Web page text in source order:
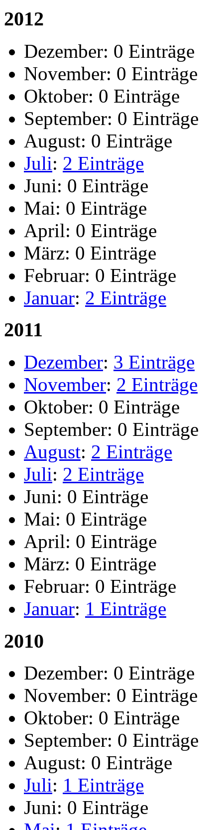
2012
Dezember: 0 Einträge
November: 0 Einträge
Oktober: 0 Einträge
September: 0 Einträge
August: 0 Einträge
Juli: 2 Einträge
Juni: 0 Einträge
Mai: 0 Einträge
April: 0 Einträge
März: 0 Einträge
Februar: 0 Einträge
Januar: 2 Einträge
2011
Dezember: 3 Einträge
November: 2 Einträge
Oktober: 0 Einträge
September: 0 Einträge
August: 2 Einträge
Juli: 2 Einträge
Juni: 0 Einträge
Mai: 0 Einträge
April: 0 Einträge
März: 0 Einträge
Februar: 0 Einträge
Januar: 1 Einträge
2010
Dezember: 0 Einträge
November: 0 Einträge
Oktober: 0 Einträge
September: 0 Einträge
August: 0 Einträge
Juli: 1 Einträge
Juni: 0 Einträge